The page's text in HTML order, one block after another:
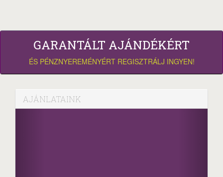
GARANTÁLT AJÁNDÉKÉRT
ÉS PÉNZNYEREMÉNYÉRT REGISZTRÁLJ INGYEN!
AJÁNLATAINK